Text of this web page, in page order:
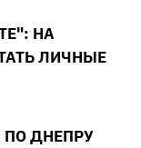
НА
ЛИЧНЫЕ
ПО ДНЕПРУ